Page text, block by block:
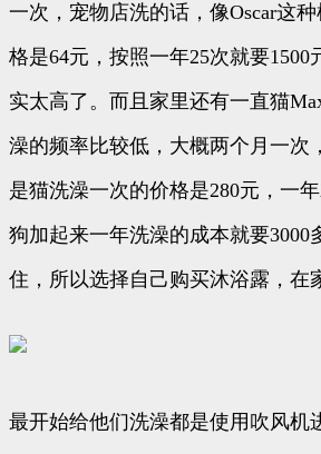
一次，宠物店洗的话，像Oscar这
格是64元，按照一年25次就要1500
实太高了。而且家里还有一直猫
澡的频率比较低，大概两个月一次
是猫洗澡一次的价格是280元，一
狗加起来一年洗澡的成本就要3000
住，所以选择自己购买沐浴露，在
最开始给他们洗澡都是使用吹风机